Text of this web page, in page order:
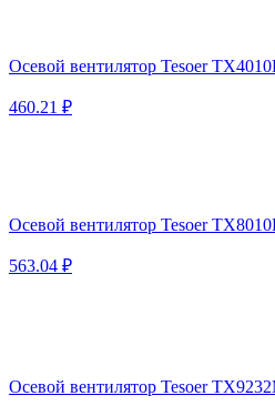
Осевой вентилятор Tesoer
460.21 ₽
Осевой вентилятор Tesoer
563.04 ₽
Осевой вентилятор Tesoer